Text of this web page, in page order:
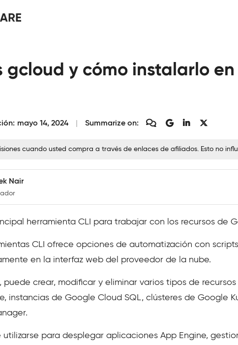
gcloud y cómo instalarlo
mayo 14, 2024 Summarize on:
cuando usted compra a través de enlaces de afiliados. Esto no
Nair
herramienta CLI para trabajar con los recursos de
CLI ofrece opciones de automatización con
en la interfaz web del proveedor de la nube.
puede crear, modificar y eliminar varios tipos de
instancias de Google Cloud SQL, clústeres de Google
utilizarse para desplegar aplicaciones App Engine,